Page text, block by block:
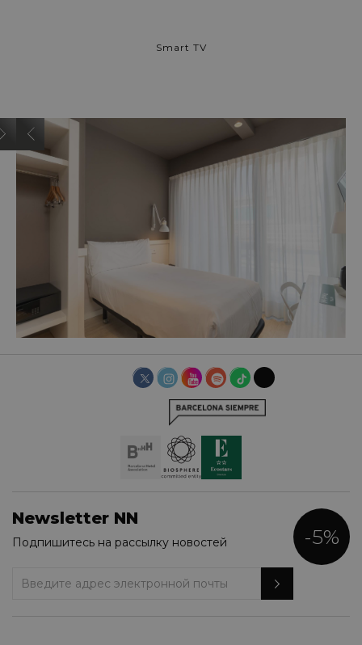
Smart TV
ОДНОМЕСТНЫЙ НОМЕР
Newsletter NN
Подпишитесь на рассылку новостей -5%